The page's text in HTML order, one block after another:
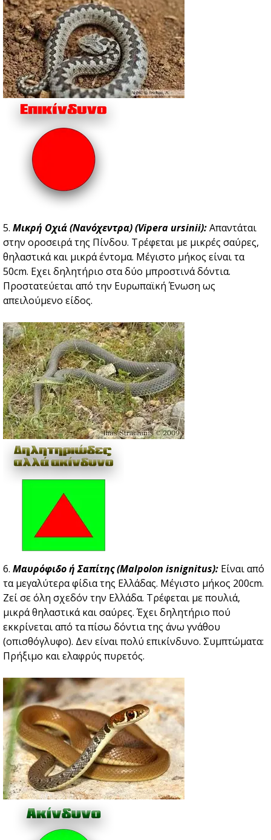
5. Μικρή Οχιά (Νανόχεντρα) (Vipera ursinii):Απαντάται
στην οροσειρά της Πίνδου. Τρέφεται με μικρές σαύρες,
θηλαστικά και μικρά έντομα. Μέγιστο μήκος είναι τα
50cm. Eχει δηλητήριο στα δύο μπροστινά δόντια.
Προστατεύεται από την Ευρωπαϊκή Ένωση ως
απειλούμενο είδος.
6. Μαυρόφιδο ή Σαπίτης (Malpolon isnignitus): Είναι από
τα μεγαλύτερα φίδια της Ελλάδας. Μέγιστο μήκος 200cm.
Zεί σε όλη σχεδόν την Ελλάδα. Τρέφεται με πουλιά,
μικρά θηλαστικά και σαύρες. Έχει δηλητήριο πού
εκκρίνεται από τα πίσω δόντια της άνω γνάθου
(οπισθόγλυφο). Δεν είναι πολύ επικίνδυνο. Συμπτώματα:
Πρήξιμο και ελαφρύς πυρετός.